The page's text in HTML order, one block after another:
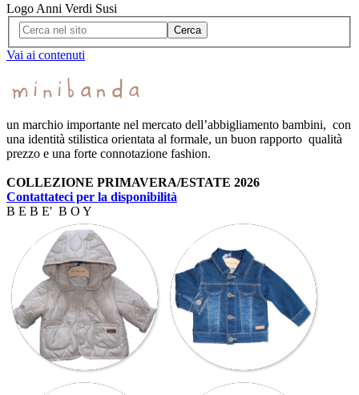
Logo Anni Verdi Susi
Cerca
Vai ai contenuti
un marchio importante nel mercato dell’abbigliamento bambini, con
una identità stilistica orientata al formale, un buon rapporto qualità
prezzo e una forte connotazione fashion.
COLLEZIONE PRIMAVERA/ESTATE 2026
Contattateci per la disponibilità
B E B E' B O Y